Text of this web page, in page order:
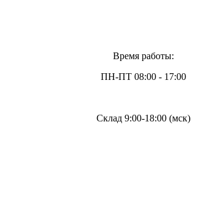
Время работы:
ПН-ПТ 08:00 - 17:00
Склад 9:00-18:00 (мск)